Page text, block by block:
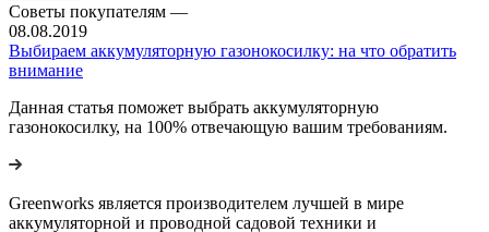
Советы покупателям —
08.08.2019
Выбираем аккумуляторную газонокосилку: на что обратить
внимание
Данная статья поможет выбрать аккумуляторную
газонокосилку, на 100% отвечающую вашим требованиям.
Greenworks является производителем лучшей в мире
аккумуляторной и проводной садовой техники и